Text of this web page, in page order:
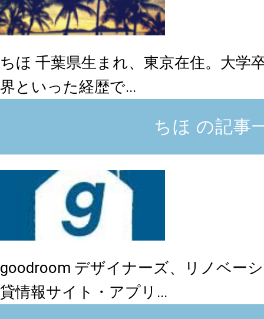
ちほ 千葉県生まれ、東京在住。大
界といった経歴で...
ちほ の記事
goodroom デザイナーズ、リノベー
貸情報サイト・アプリ...